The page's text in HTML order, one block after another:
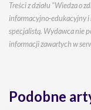
Treści z działu "Wiedza o
informacyjno-edukacyjny i
specjalistą. Wydawca nie
informacji zawartych w
Podobne